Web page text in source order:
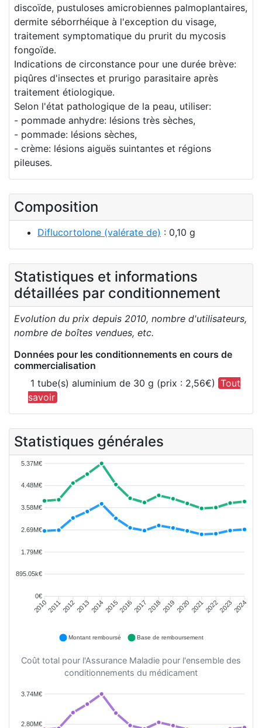
discoïde, pustuloses amicrobiennes palmoplantaires,
dermite séborrhéique à l'exception du visage,
traitement symptomatique du prurit du mycosis
fongoïde.
Indications de circonstance pour une durée brève:
piqûres d'insectes et prurigo parasitaire après
traitement étiologique.
Selon l'état pathologique de la peau, utiliser:
- pommade anhydre: lésions très sèches,
- pommade: lésions sèches,
- crème: lésions aiguës suintantes et régions
pileuses.
Composition
Diflucortolone (valérate de) : 0,10 g
Statistiques et informations
détaillées par conditionnement
Evolution du prix depuis 2010, nombre d'utilisateurs,
nombre de boîtes vendues, etc.
Données pour les conditionnements en cours de
commercialisation
1 tube(s) aluminium de 30 g (prix : 2,56€) Tout
savoir
Statistiques générales
5.37M€
4.48M€
3.58M€
2.69M€
1.79M€
895.05k€
0€
201020112012201320142015201620172018201920202021202220232024
Montant remboursé Base de remboursement
Coût total pour l'Assurance Maladie pour l'ensemble des
conditionnements du médicament
3.74M€
2.80M€